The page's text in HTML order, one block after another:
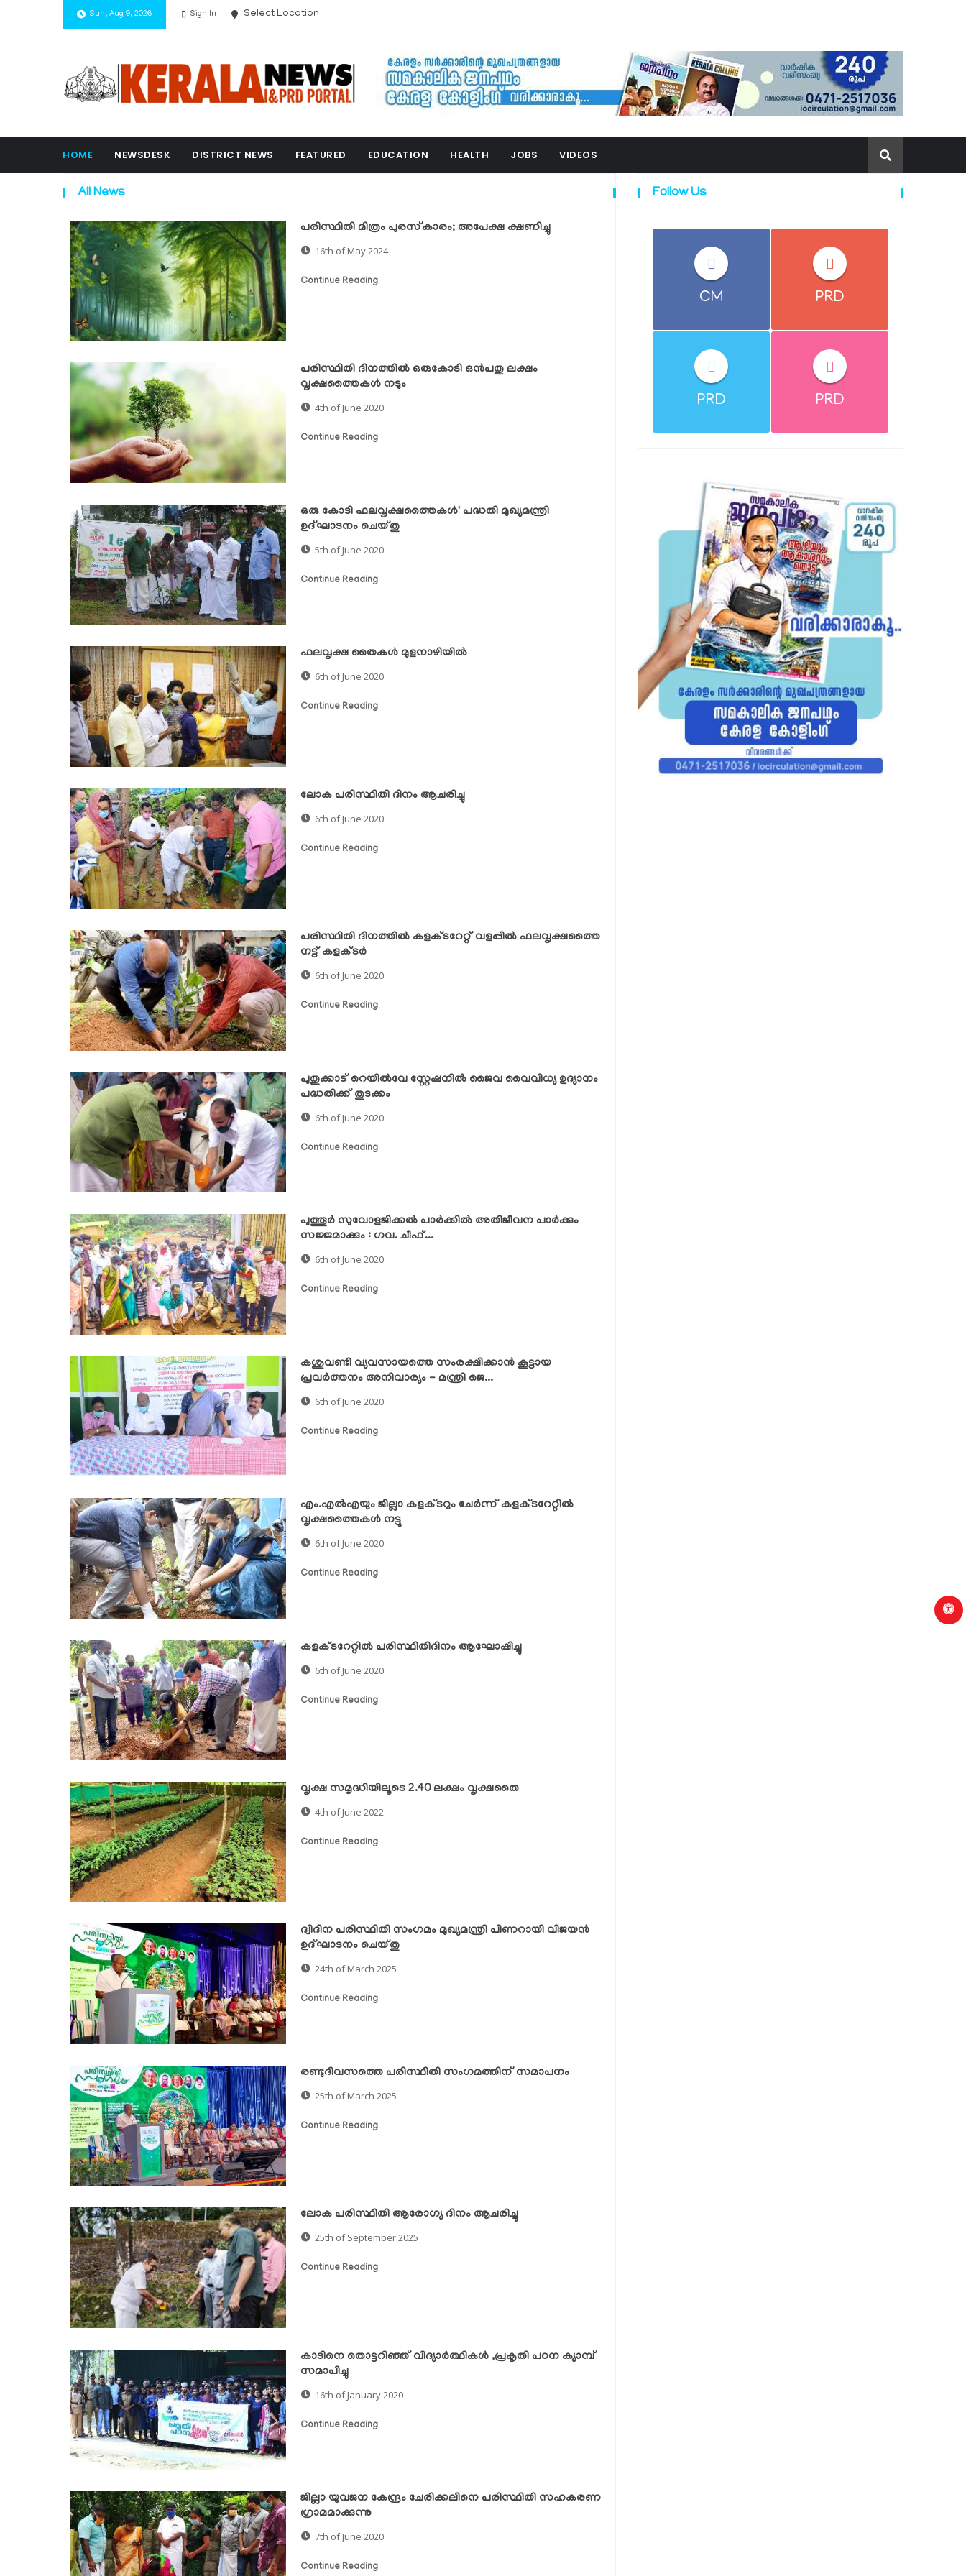
Sun, Aug 9, 2026 Sign In Select Location
HOME NEWSDESK DISTRICT NEWS FEATURED EDUCATION HEALTH JOBS VIDEOS
All News
പരിസ്ഥിതി മിത്രം പുരസ്‌കാരം; അപേക്ഷ ക്ഷണിച്ചു
16th of May 2024
Continue Reading
പരിസ്ഥിതി ദിനത്തില്‍ ഒരുകോടി ഒന്‍പതു ലക്ഷം
വൃക്ഷത്തൈകള്‍ നടും
4th of June 2020
Continue Reading
ഒരു കോടി ഫലവൃക്ഷത്തൈകള്‍' പദ്ധതി മുഖ്യമന്ത്രി
ഉദ്ഘാടനം ചെയ്തു
5th of June 2020
Continue Reading
ഫലവൃക്ഷ തൈകള്‍ മുളനാഴിയില്‍
6th of June 2020
Continue Reading
ലോക പരിസ്ഥിതി ദിനം ആചരിച്ചു
6th of June 2020
Continue Reading
പരിസ്ഥിതി ദിനത്തില്‍ കളക്ടറേറ്റ് വളപ്പില്‍ ഫലവൃക്ഷത്തൈ
നട്ട് കളക്ടര്‍
6th of June 2020
Continue Reading
പുതുക്കാട് റെയില്‍വേ സ്റ്റേഷനില്‍ ജൈവ വൈവിധ്യ ഉദ്യാനം
പദ്ധതിക്ക് തുടക്കം
6th of June 2020
Continue Reading
പുത്തൂര്‍ സുവോളജിക്കല്‍ പാര്‍ക്കില്‍ അതിജീവന പാര്‍ക്കും
സജ്ജമാക്കും : ഗവ. ചീഫ്...
6th of June 2020
Continue Reading
കശുവണ്ടി വ്യവസായത്തെ സംരക്ഷിക്കാന്‍ കൂട്ടായ
പ്രവര്‍ത്തനം അനിവാര്യം - മന്ത്രി ജെ...
6th of June 2020
Continue Reading
എം.എല്‍എയും ജില്ലാ കളക്ടറും ചേര്‍ന്ന് കളക്ടറേറ്റില്‍
വൃക്ഷത്തൈകള്‍ നട്ടു
6th of June 2020
Continue Reading
കളക്ടറേറ്റില്‍ പരിസ്ഥിതിദിനം ആഘോഷിച്ചു
6th of June 2020
Continue Reading
വൃക്ഷ സമൃദ്ധിയിലൂടെ 2.40 ലക്ഷം വൃക്ഷതൈ
4th of June 2022
Continue Reading
ദ്വിദിന പരിസ്ഥിതി സംഗമം മുഖ്യമന്ത്രി പിണറായി വിജയൻ
ഉദ്ഘാടനം ചെയ്തു
24th of March 2025
Continue Reading
രണ്ടുദിവസത്തെ പരിസ്ഥിതി സംഗമത്തിന് സമാപനം
25th of March 2025
Continue Reading
ലോക പരിസ്ഥിതി ആരോഗ്യ ദിനം ആചരിച്ചു
25th of September 2025
Continue Reading
കാടിനെ തൊട്ടറിഞ്ഞ് വിദ്യാര്‍ത്ഥികള്‍ ,പ്രകൃതി പഠന ക്യാമ്പ്
സമാപിച്ചു
16th of January 2020
Continue Reading
ജില്ലാ യുവജന കേന്ദ്രം ചേരിക്കലിനെ പരിസ്ഥിതി സഹകരണ
ഗ്രാമമാക്കുന്നു
7th of June 2020
Continue Reading
Follow Us
CM PRD
PRD PRD